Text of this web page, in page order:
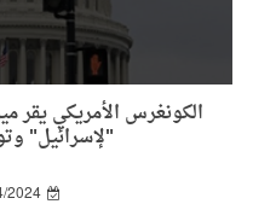
الكونغرس الأمريكي يقر
"لإسرائيل"
3/24/2024 7:01:10 PM